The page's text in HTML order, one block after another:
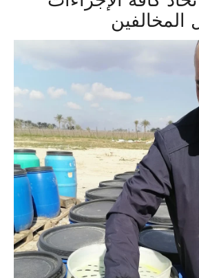
المخالفين